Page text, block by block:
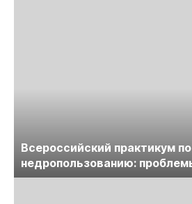
Всероссийский практикум по
недропользованию:
лицензирования,